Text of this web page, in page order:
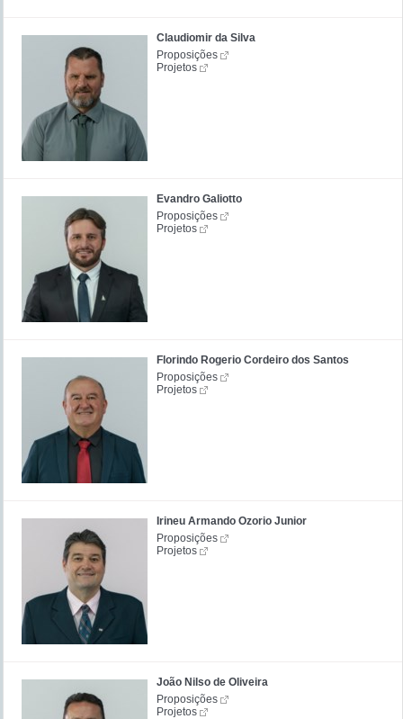
Claudiomir da Silva
Proposições
Projetos
Evandro Galiotto
Proposições
Projetos
Florindo Rogerio Cordeiro dos Santos
Proposições
Projetos
Irineu Armando Ozorio Junior
Proposições
Projetos
João Nilso de Oliveira
Proposições
Projetos